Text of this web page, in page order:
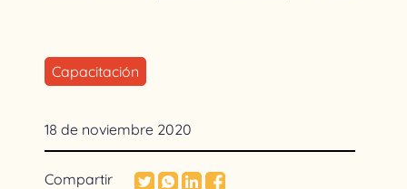
Capacitación
18 de noviembre 2020
Compartir